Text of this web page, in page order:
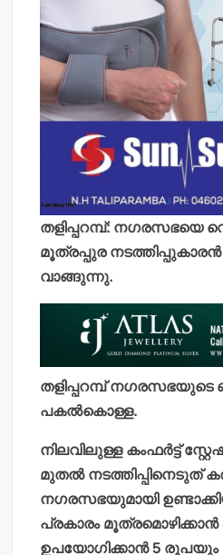
തളിപ്പറമ്പ്: നഗരസഭയെ
മൂത്രപ്പുര നടത്തിപ്പുകാരന്‍
വാങ്ങുന്നു.
തളിപ്പറമ്പ് നഗരസഭയുടെ
പകല്‍കൊള്ള.
നിലവിലുള്ള കംഫര്‍ട്ട്
മുതല്‍ നടത്തിപ്പിനെടുത്
നഗരസഭയുമായി
പ്രകാരം
ഉപയോഗിക്കാന്‍ 5 രൂപയും